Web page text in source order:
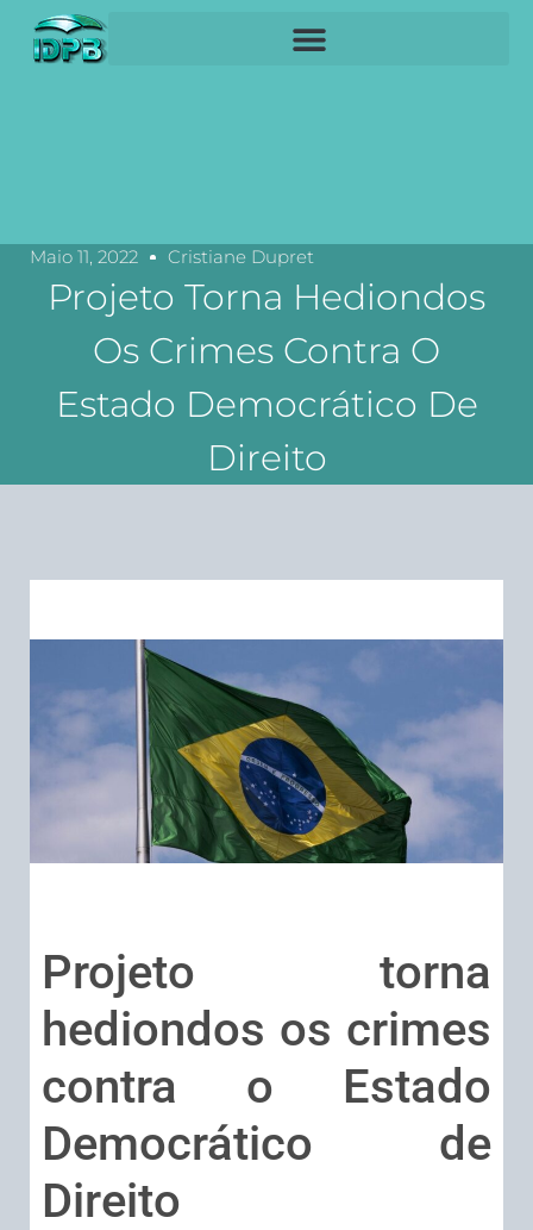
Maio 11, 2022 Cristiane Dupret
Projeto Torna Hediondos
Os Crimes Contra O
Estado Democrático De
Direito
Projeto torna
hediondos os crimes
contra o Estado
Democrático de
Direito